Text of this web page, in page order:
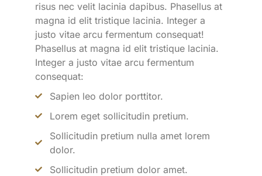
risus nec velit lacinia dapibus. Phasellus at
magna id elit tristique lacinia. Integer a
justo vitae arcu fermentum consequat!
Phasellus at magna id elit tristique lacinia.
Integer a justo vitae arcu fermentum
consequat:
Sapien leo dolor porttitor.
Lorem eget sollicitudin pretium.
Sollicitudin pretium nulla amet lorem
dolor.
Sollicitudin pretium dolor amet.